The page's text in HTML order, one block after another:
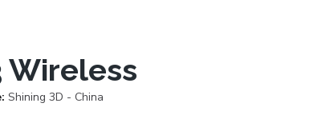
Wireless
Shining 3D - China